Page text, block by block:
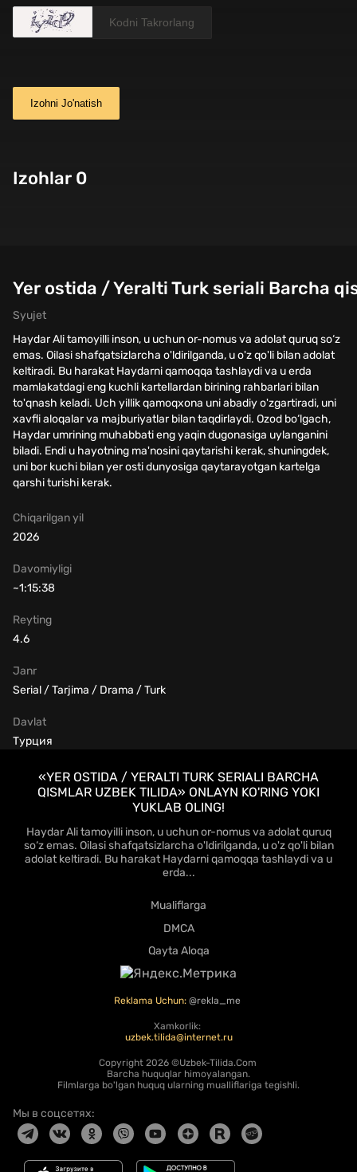
Izohni Jo'natish
Izohlar 0
Yer ostida / Yeralti Turk seriali Barcha
Syujet
Haydar Ali tamoyilli inson, u uchun or-nomus va adolat quruq so‘z
emas. Oilasi shafqatsizlarcha o'ldirilganda, u o'z qo'li bilan adolat
keltiradi. Bu harakat Haydarni qamoqqa tashlaydi va u erda
mamlakatdagi eng kuchli kartellardan birining rahbarlari bilan
to'qnash keladi. Uch yillik qamoqxona uni abadiy o'zgartiradi, uni
xavfli aloqalar va majburiyatlar bilan taqdirlaydi. Ozod bo‘lgach,
Haydar umrining muhabbati eng yaqin dugonasiga uylanganini
biladi. Endi u hayotning ma'nosini qaytarishi kerak, shuningdek,
uni bor kuchi bilan yer osti dunyosiga qaytarayotgan kartelga
qarshi turishi kerak.
Chiqarilgan yil
2026
Janr
Serial / Tarjima / Drama / Turk
Davomiyligi
~1:15:38
Davlat
Турция
Reyting
4.6
«YER OSTIDA / YERALTI TURK SERIALI BARCHA
QISMLAR UZBEK TILIDA» ONLAYN KO'RING YOKI
YUKLAB OLING!
Haydar Ali tamoyilli inson, u uchun or-nomus va adolat quruq
so‘z emas. Oilasi shafqatsizlarcha o'ldirilganda, u o'z qo'li bilan
adolat keltiradi. Bu harakat Haydarni qamoqqa tashlaydi va u
erda...
Mualiflarga
DMCA
Qayta Aloqa
Reklama Uchun: @rekla_me
Xamkorlik:
uzbek.tilida@internet.ru
Copyright 2026 ©Uzbek-Tilida.Com
Barcha huquqlar himoyalangan.
Filmlarga bo'lgan huquq ularning mualliflariga tegishli.
Мы в соцсетях: